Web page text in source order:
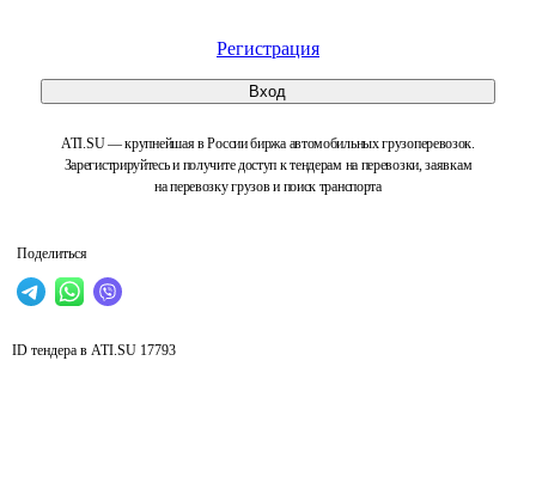
Регистрация
Вход
ATI.SU — крупнейшая в России биржа автомобильных грузоперевозок.
Зарегистрируйтесь и получите доступ к тендерам на перевозки, заявкам
на перевозку грузов и поиск транспорта
Поделиться
ID тендера в ATI.SU 17793